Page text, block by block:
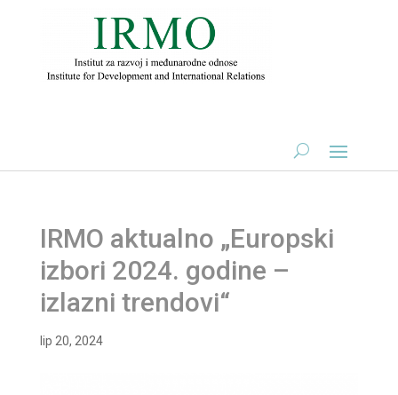
IRMO aktualno „Europski
izbori 2024. godine –
izlazni trendovi“
lip 20, 2024